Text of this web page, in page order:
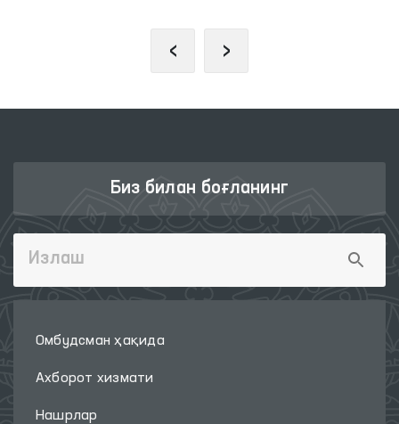
‹ ›
Биз билан боғланинг
Омбудсман ҳақида
Ахборот хизмати
Нашрлар